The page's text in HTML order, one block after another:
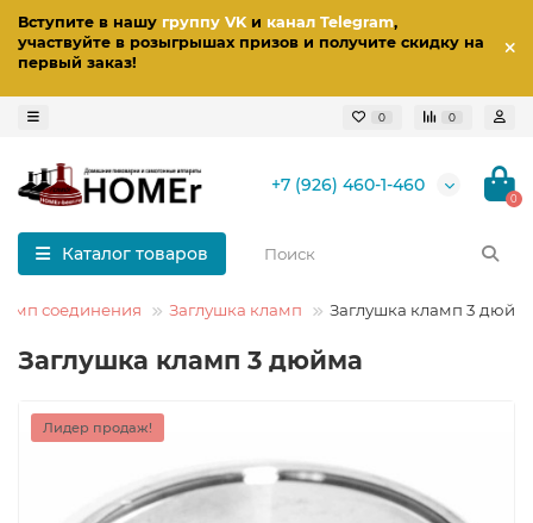
Вступите в нашу группу VKи канал Telegram,
участвуйте в розыгрышах призов и получите скидку на
первый заказ!
0 0
+7 (926) 460-1-460
0
Каталог товаров
соединения Заглушка кламп Заглушка кламп 3
Заглушка кламп 3 дюйма
Лидер продаж!